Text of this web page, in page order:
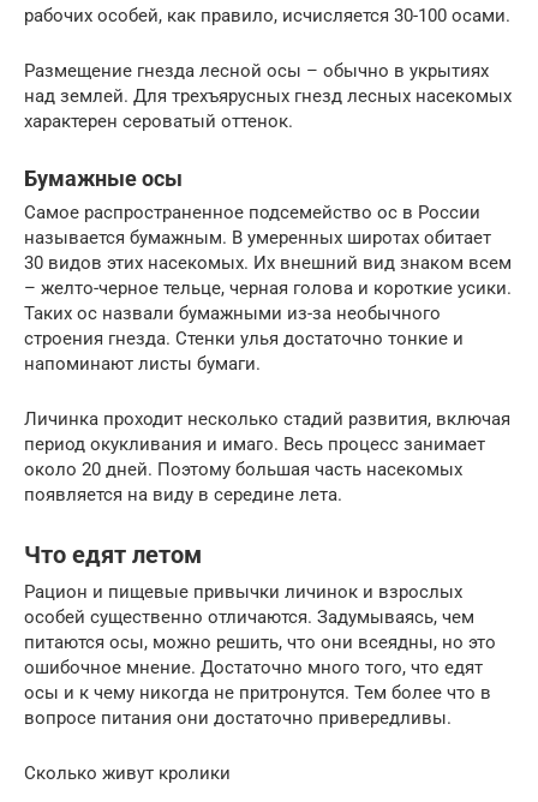
рабочих особей, как правило, исчисляется 30-100 осами.
Размещение гнезда лесной осы – обычно в укрытиях
над землей. Для трехъярусных гнезд лесных насекомых
характерен сероватый оттенок.
Бумажные осы
Самое распространенное подсемейство ос в России
называется бумажным. В умеренных широтах обитает
30 видов этих насекомых. Их внешний вид знаком всем
– желто-черное тельце, черная голова и короткие усики.
Таких ос назвали бумажными из-за необычного
строения гнезда. Стенки улья достаточно тонкие и
напоминают листы бумаги.
Личинка проходит несколько стадий развития, включая
период окукливания и имаго. Весь процесс занимает
около 20 дней. Поэтому большая часть насекомых
появляется на виду в середине лета.
Что едят летом
Рацион и пищевые привычки личинок и взрослых
особей существенно отличаются. Задумываясь, чем
питаются осы, можно решить, что они всеядны, но это
ошибочное мнение. Достаточно много того, что едят
осы и к чему никогда не притронутся. Тем более что в
вопросе питания они достаточно привередливы.
Сколько живут кролики